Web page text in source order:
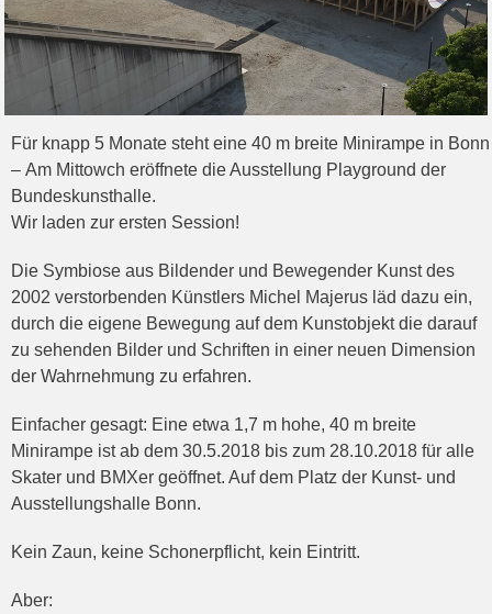
Für knapp 5 Monate steht eine 40 m breite Minirampe in Bonn
– Am Mittowch eröffnete die Ausstellung Playground der
Bundeskunsthalle.
Wir laden zur ersten Session!
Die Symbiose aus Bildender und Bewegender Kunst des
2002 verstorbenden Künstlers Michel Majerus läd dazu ein,
durch die eigene Bewegung auf dem Kunstobjekt die darauf
zu sehenden Bilder und Schriften in einer neuen Dimension
der Wahrnehmung zu erfahren.
Einfacher gesagt: Eine etwa 1,7 m hohe, 40 m breite
Minirampe ist ab dem 30.5.2018 bis zum 28.10.2018 für alle
Skater und BMXer geöffnet. Auf dem Platz der Kunst- und
Ausstellungshalle Bonn.
Kein Zaun, keine Schonerpflicht, kein Eintritt.
Aber: